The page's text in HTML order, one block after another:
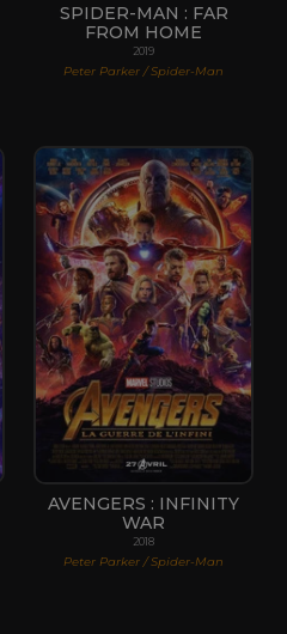
SPIDER-MAN : FAR
FROM HOME
2019
Peter Parker / Spider-Man
AVENGERS : INFINITY
WAR
2018
Peter Parker / Spider-Man